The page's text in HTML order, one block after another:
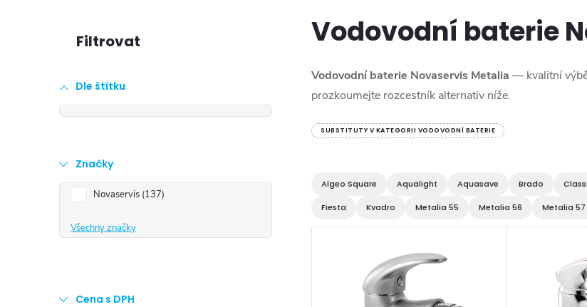
s
r
a
n
Dle štítku
Značky
Novaservis 137
Všechny značky
Cena s DPH
Vodovodní baterie
Vodovodní baterie Novaservis Metalia — kvalitní
prozkoumejte rozcestník alternativ níže.
SUBSTITUTY V KATEGORII VODOVODNÍ BATERIE
Algeo Square Aqualight Aquasave Brado
Fiesta Kvadro Metalia 55 Metalia 56 Metalia 57